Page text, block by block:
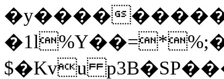
�y����
$�Kvu